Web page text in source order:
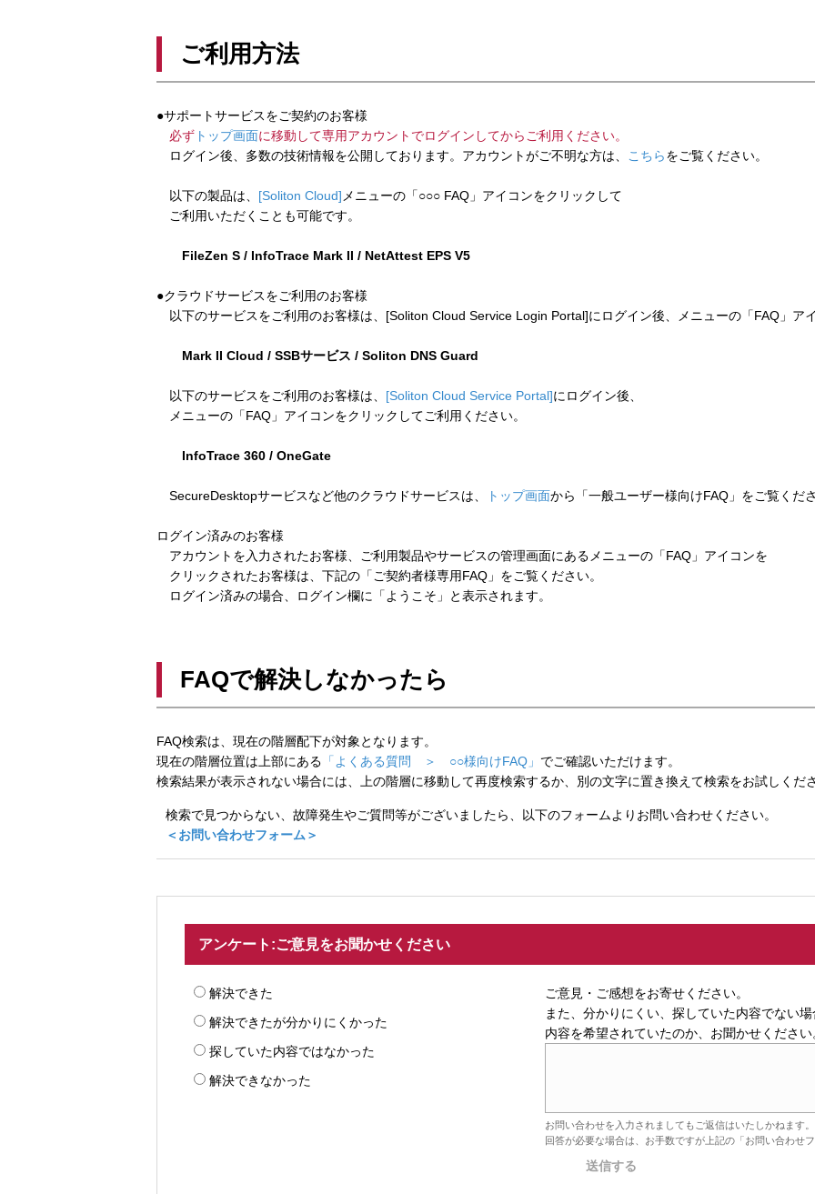
ご利用方法
●サポートサービスをご契約のお客様
必ず トップ画面に移動して専用アカウントでログインしてからご利用ください。
ログイン後、多数の技術情報を公開しております。アカウントがご不明な方は、
こちらをご覧ください。
以下の製品は、 [Soliton Cloud] メニューの「○○○ FAQ」アイコンをクリックして
ご利用いただくことも可能です。
FileZen S / InfoTrace Mark II / NetAttest EPS V5
●クラウドサービスをご利用のお客様
以下のサービスをご利用のお客様は、[Soliton Cloud Service Login Portal]にログイン後、メニューの「FAQ」ア
Mark II Cloud / SSBサービス / Soliton DNS Guard
以下のサービスをご利用のお客様は、 [Soliton Cloud Service Portal]にログイン後、
メニューの「FAQ」アイコンをクリックしてご利用ください。
InfoTrace 360 / OneGate
SecureDesktopサービスなど他のクラウドサービスは、 トップ画面から「一般ユーザー様向けFAQ」をご覧くださ
ログイン済みのお客様
アカウントを入力されたお客様、ご利用製品やサービスの管理画面にあるメニューの「FAQ」アイコンを
クリックされたお客様は、下記の「ご契約者様専用FAQ」をご覧ください。
ログイン済みの場合、ログイン欄に「ようこそ」と表示されます。
FAQで解決しなかったら
FAQ検索は、現在の階層配下が対象となります。
現在の階層位置は上部にある 「よくある質問 ＞ ○○様向けFAQ」 でご確認いただけます。
検索結果が表示されない場合には、上の階層に移動して再度検索するか、別の文字に置き換えて検索をお試しくださ
検索で見つからない、故障発生やご質問等がございましたら、以下のフォームよりお問い合わせください。
＜お問い合わせフォーム＞
アンケート:ご意見をお聞かせください
解決できた
解決できたが分かりにくかった
探していた内容ではなかった
解決できなかった
ご意見・ご感想をお寄せください。
また、分かりにくい、探していた内容でない
内容を希望されていたのか、お聞かせください
お問い合わせを入力されましてもご返信はいたしかねます。
回答が必要な場合は、お手数ですが上記の「お問い合わせ